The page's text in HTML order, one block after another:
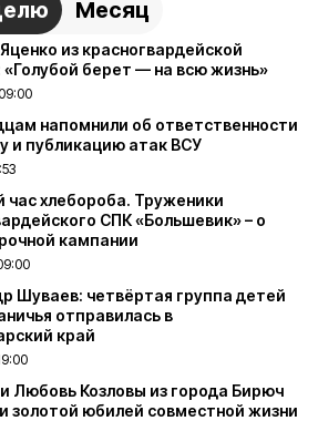
Месяц
из красногвардейской
«Голубой берет — на всю жизнь»
напомнили об ответственности
и публикацию атак ВСУ
час хлебороба. Труженики
СПК «Большевик» – о
кампании
Шуваев: четвёртая группа детей
отправилась в
край
Любовь Козловы из города Бирюч
золотой юбилей совместной жизни